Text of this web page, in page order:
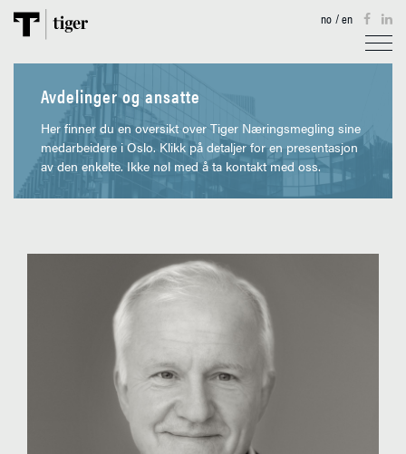
no /en
TJENESTER
EIENDOM
AKTUELT
OM OSS
KONTAKT
MEDARBEIDERE OSLO
MEDARBEIDERE TROMSØ
Avdelinger og ansatte
Her finner du en oversikt over Tiger Næringsmegling sine
medarbeidere i Oslo. Klikk på detaljer for en presentasjon
av den enkelte. Ikke nøl med å ta kontakt med oss.